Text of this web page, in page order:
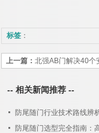
标签 ：
上一篇： 北强AB门解决40个
-- 相关新闻推荐 --
防尾随门行业技术路线辨
防尾随门选型完全指南：